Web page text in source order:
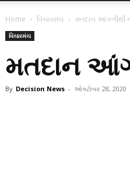
Home વિચારમંચ મતદાન આંગળીથી
વિચારમંચ
મતદાન
By Decision News - ઓક્ટોબર 28, 2020